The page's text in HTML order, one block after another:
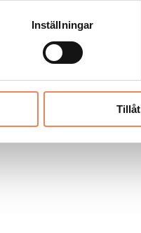
Inställningar
PRENUMERERA